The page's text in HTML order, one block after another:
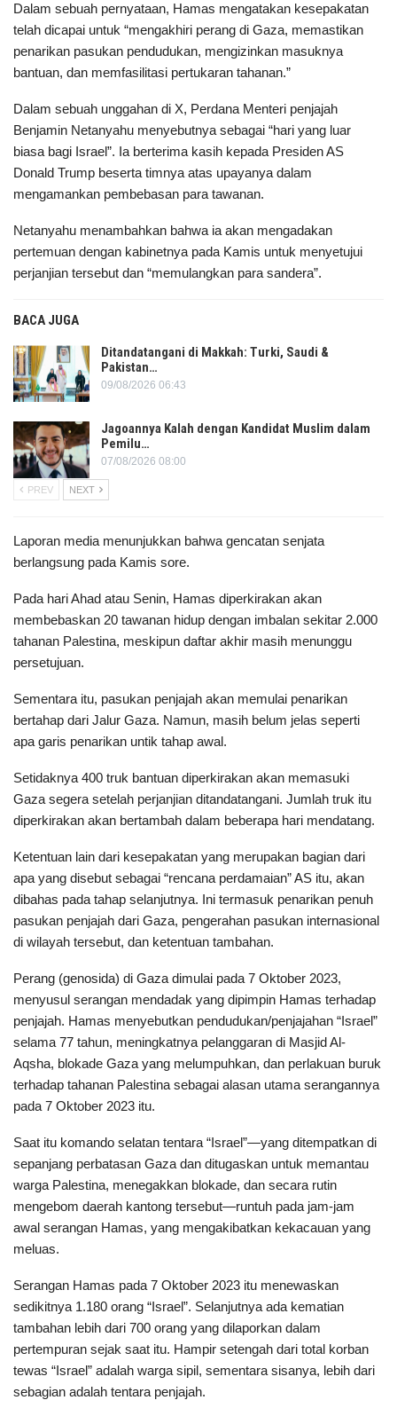
Dalam sebuah pernyataan, Hamas mengatakan kesepakatan
telah dicapai untuk “mengakhiri perang di Gaza, memastikan
penarikan pasukan pendudukan, mengizinkan masuknya
bantuan, dan memfasilitasi pertukaran tahanan.”
Dalam sebuah unggahan di X, Perdana Menteri penjajah
Benjamin Netanyahu menyebutnya sebagai “hari yang luar
biasa bagi Israel”. Ia berterima kasih kepada Presiden AS
Donald Trump beserta timnya atas upayanya dalam
mengamankan pembebasan para tawanan.
Netanyahu menambahkan bahwa ia akan mengadakan
pertemuan dengan kabinetnya pada Kamis untuk menyetujui
perjanjian tersebut dan “memulangkan para sandera”.
BACA JUGA
Ditandatangani di Makkah: Turki, Saudi &
Pakistan…
09/08/2026 06:43
Jagoannya Kalah dengan Kandidat Muslim dalam
Pemilu…
07/08/2026 08:00
PREV NEXT
Laporan media menunjukkan bahwa gencatan senjata
berlangsung pada Kamis sore.
Pada hari Ahad atau Senin, Hamas diperkirakan akan
membebaskan 20 tawanan hidup dengan imbalan sekitar 2.000
tahanan Palestina, meskipun daftar akhir masih menunggu
persetujuan.
Sementara itu, pasukan penjajah akan memulai penarikan
bertahap dari Jalur Gaza. Namun, masih belum jelas seperti
apa garis penarikan untik tahap awal.
Setidaknya 400 truk bantuan diperkirakan akan memasuki
Gaza segera setelah perjanjian ditandatangani. Jumlah truk itu
diperkirakan akan bertambah dalam beberapa hari mendatang.
Ketentuan lain dari kesepakatan yang merupakan bagian dari
apa yang disebut sebagai “rencana perdamaian” AS itu, akan
dibahas pada tahap selanjutnya. Ini termasuk penarikan penuh
pasukan penjajah dari Gaza, pengerahan pasukan internasional
di wilayah tersebut, dan ketentuan tambahan.
Perang (genosida) di Gaza dimulai pada 7 Oktober 2023,
menyusul serangan mendadak yang dipimpin Hamas terhadap
penjajah. Hamas menyebutkan pendudukan/penjajahan “Israel”
selama 77 tahun, meningkatnya pelanggaran di Masjid Al-
Aqsha, blokade Gaza yang melumpuhkan, dan perlakuan buruk
terhadap tahanan Palestina sebagai alasan utama serangannya
pada 7 Oktober 2023 itu.
Saat itu komando selatan tentara “Israel”—yang ditempatkan di
sepanjang perbatasan Gaza dan ditugaskan untuk memantau
warga Palestina, menegakkan blokade, dan secara rutin
mengebom daerah kantong tersebut—runtuh pada jam-jam
awal serangan Hamas, yang mengakibatkan kekacauan yang
meluas.
Serangan Hamas pada 7 Oktober 2023 itu menewaskan
sedikitnya 1.180 orang “Israel”. Selanjutnya ada kematian
tambahan lebih dari 700 orang yang dilaporkan dalam
pertempuran sejak saat itu. Hampir setengah dari total korban
tewas “Israel” adalah warga sipil, sementara sisanya, lebih dari
sebagian adalah tentara penjajah.